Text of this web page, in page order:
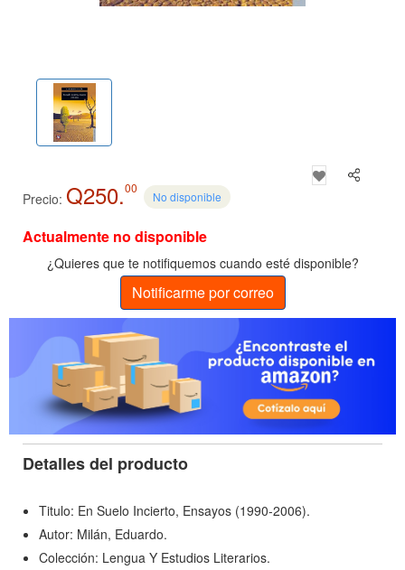
Precio: Q250.00
No disponible
Actualmente no disponible
¿Quieres que te notifiquemos cuando esté disponible?
Notificarme por correo
Detalles del producto
Titulo: En Suelo Incierto, Ensayos (1990-2006).
Autor: Milán, Eduardo.
Colección: Lengua Y Estudios Literarios.